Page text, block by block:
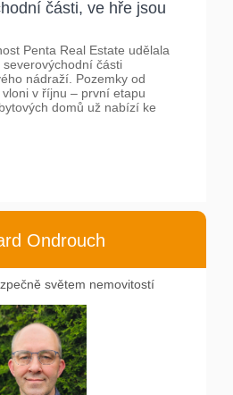
části, ve hře jsou
Penta Real Estate udělala
části
nádraží. Pozemky od
v říjnu – první etapu
domů už nabízí ke
Ondrouch
světem nemovitostí